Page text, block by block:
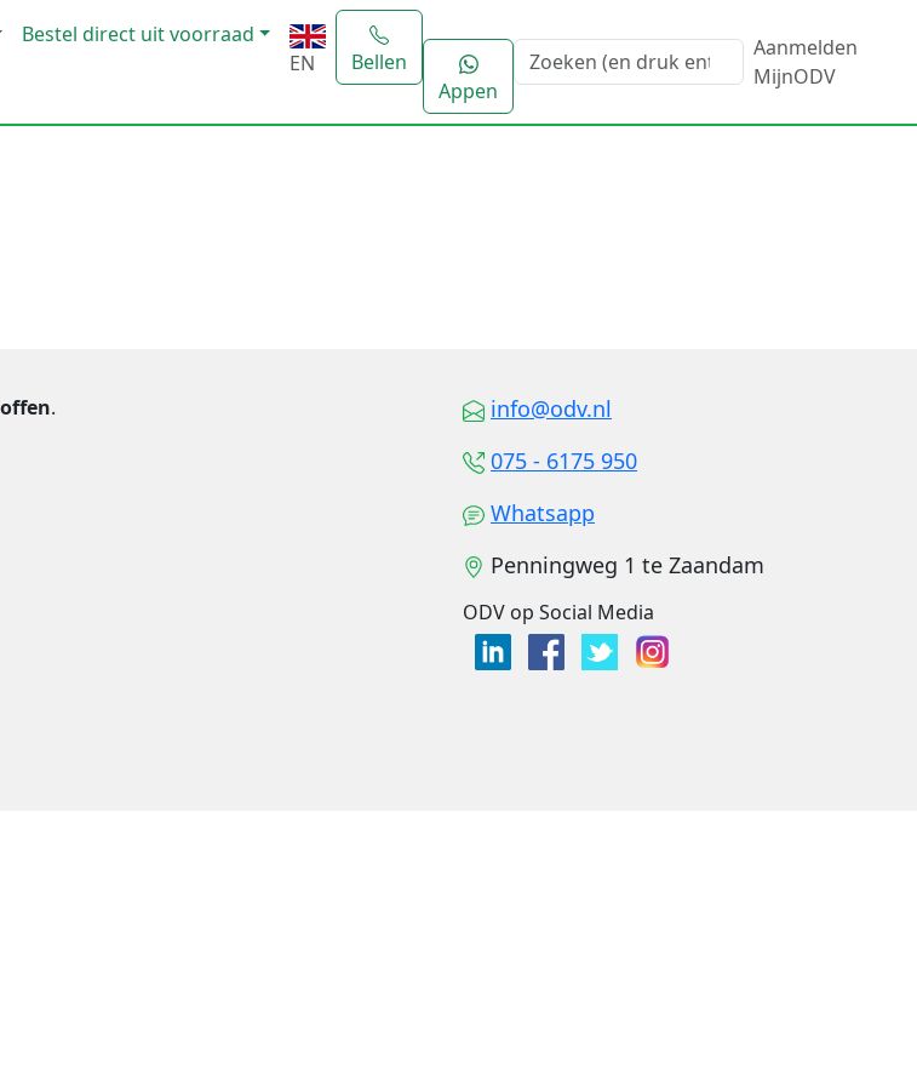
Bestel direct uit voorraad
EN
Bellen
Appen
Aanmelden
MijnODV
.
info@odv.nl
075 - 6175 950
Whatsapp
Penningweg 1 te Zaandam
ODV op Social Media